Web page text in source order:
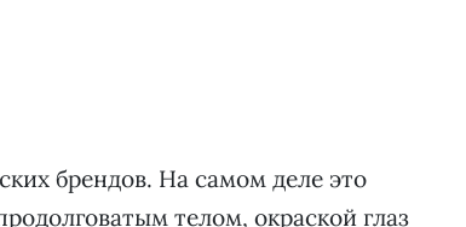
брендов. На самом деле это
телом, окраской глаз